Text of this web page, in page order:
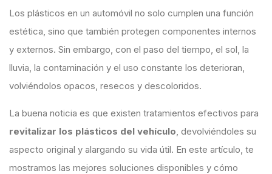
Los plásticos en un automóvil no solo cumplen una función
estética, sino que también protegen componentes internos
y externos. Sin embargo, con el paso del tiempo, el sol, la
lluvia, la contaminación y el uso constante los deterioran,
volviéndolos opacos, resecos y descoloridos.
La buena noticia es que existen tratamientos efectivos para
revitalizar los plásticos del vehículo , devolviéndoles su
aspecto original y alargando su vida útil. En este artículo, te
mostramos las mejores soluciones disponibles y cómo